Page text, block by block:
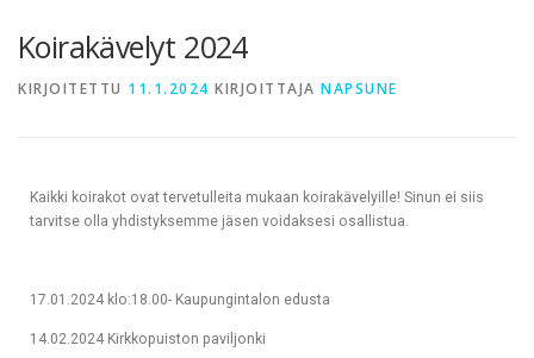
KOULUTUKSET JA TAPAHTUMAT
Koirakävelyt 2024
KIRJOITETTU 11.1.2024 KIRJOITTAJA NAPSUNE
Kaikki koirakot ovat tervetulleita mukaan koirakävelyille! Sinun ei siis
tarvitse olla yhdistyksemme jäsen voidaksesi osallistua.
17.01.2024 klo:18.00- Kaupungintalon edusta
14.02.2024 Kirkkopuiston paviljonki